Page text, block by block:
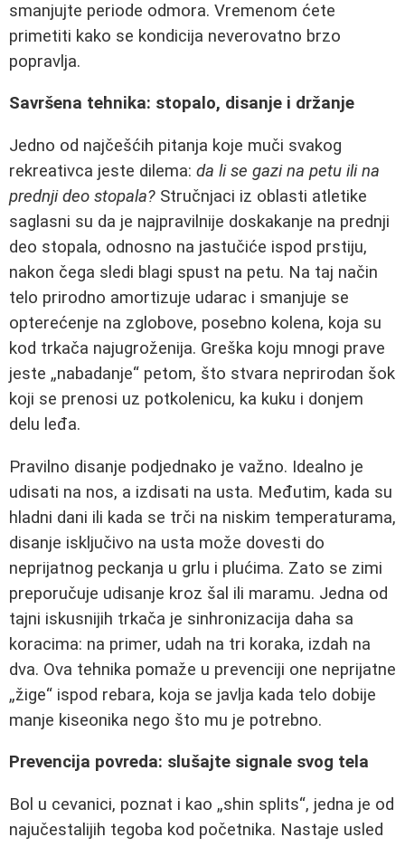
smanjujte periode odmora. Vremenom ćete
primetiti kako se kondicija neverovatno brzo
popravlja.
Savršena tehnika: stopalo, disanje i držanje
Jedno od najčešćih pitanja koje muči svakog
rekreativca jeste dilema: da li se gazi na petu ili na
prednji deo stopala? Stručnjaci iz oblasti atletike
saglasni su da je najpravilnije doskakanje na prednji
deo stopala, odnosno na jastučiće ispod prstiju,
nakon čega sledi blagi spust na petu. Na taj način
telo prirodno amortizuje udarac i smanjuje se
opterećenje na zglobove, posebno kolena, koja su
kod trkača najugroženija. Greška koju mnogi prave
jeste „nabadanje“ petom, što stvara neprirodan šok
koji se prenosi uz potkolenicu, ka kuku i donjem
delu leđa.
Pravilno disanje podjednako je važno. Idealno je
udisati na nos, a izdisati na usta. Međutim, kada su
hladni dani ili kada se trči na niskim temperaturama,
disanje isključivo na usta može dovesti do
neprijatnog peckanja u grlu i plućima. Zato se zimi
preporučuje udisanje kroz šal ili maramu. Jedna od
tajni iskusnijih trkača je sinhronizacija daha sa
koracima: na primer, udah na tri koraka, izdah na
dva. Ova tehnika pomaže u prevenciji one neprijatne
„žige“ ispod rebara, koja se javlja kada telo dobije
manje kiseonika nego što mu je potrebno.
Prevencija povreda: slušajte signale svog tela
Bol u cevanici, poznat i kao „shin splits“, jedna je od
najučestalijih tegoba kod početnika. Nastaje usled